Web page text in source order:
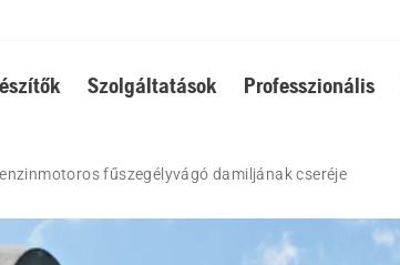
Szolgáltatások Professzionális
fűszegélyvágó damiljának cseréje